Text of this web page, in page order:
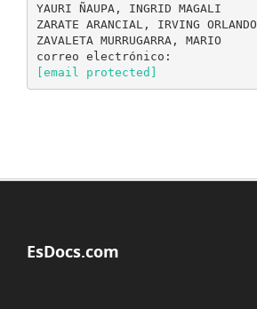
YAURI ÑAUPA, INGRID MAGALI
ZARATE ARANCIAL, IRVING ORLANDO
ZAVALETA MURRUGARRA, MARIO
[email protected]
EsDocs.com